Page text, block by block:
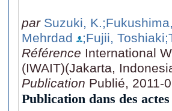
par Suzuki, K.
Mehrdad
;Fujii, Toshiaki
Référence International
(IWAIT)(Jakarta,
Publication Publié, 2011-
Publication dans des actes